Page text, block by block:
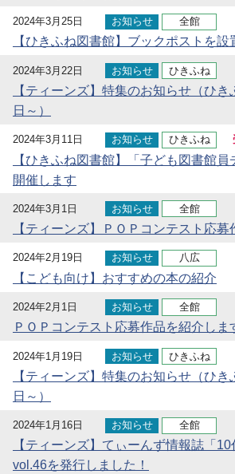
2024年3月25日 お知らせ 全館
【ひきふね図書館】ブックポストを設
2024年3月22日 お知らせ ひきふね
【ティーンズ】特集のお知らせ（ひ
日～）
2024年3月11日 お知らせ ひきふね
【ひきふね図書館】「子ども図書館
開催します
2024年3月1日 お知らせ 全館
【ティーンズ】ＰＯＰコンテスト応
2024年2月19日 お知らせ 八広
【こども向け】おすすめの本の紹介
2024年2月1日 お知らせ 全館
ＰＯＰコンテスト応募作品を紹介しま
2024年1月19日 お知らせ ひきふね
【ティーンズ】特集のお知らせ（ひ
日～）
2024年1月16日 お知らせ 全館
【ティーンズ】てぃーんず情報誌「10
vol.46を発行しました！